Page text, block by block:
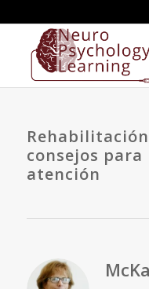
consejos
atención